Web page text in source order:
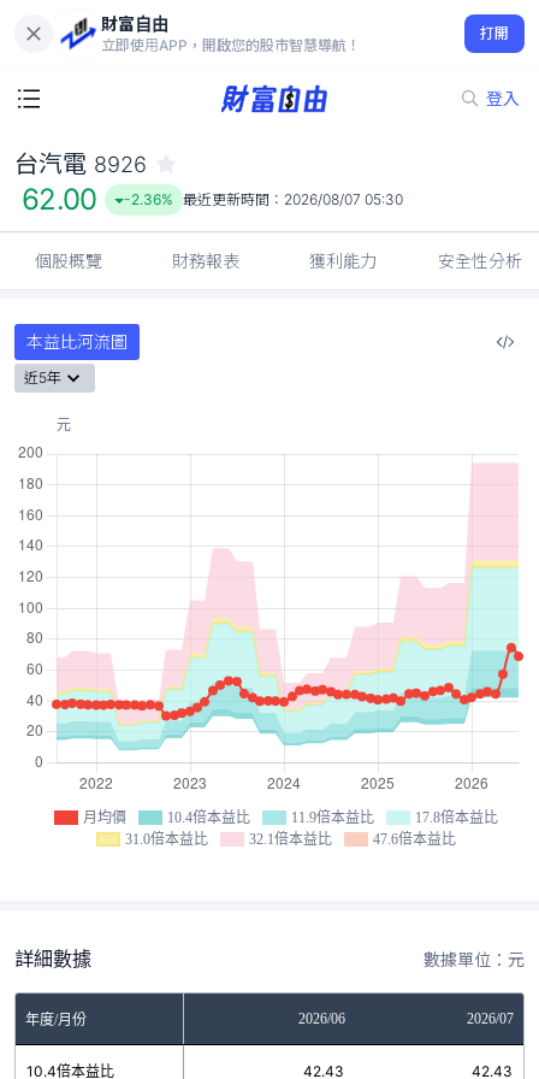
財富自由
立即使用APP，開啟您的股市智慧導航！
打開
登入
62.00
-2.36%
台汽電 8926
62.00 -2.36% 最近更新時間： 2026/08/07 05:30
個股概覽 財務報表 獲利能力 安全性分析
本益比河流圖
近5年
月均價 10.4倍本益比 11.9倍本益比
17.8倍本益比
31.0倍本益比
32.1倍本益比 47.6倍本益比
詳細數據 數據單位：元
年度/月份 2026/06 2026/07
10.4倍本益比 42.43 42.43